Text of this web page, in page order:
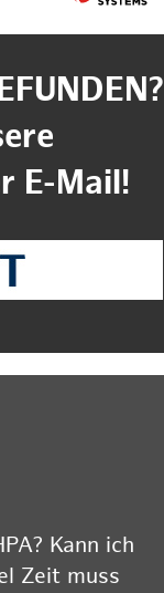
E-Mail!
Kann ich
Zeit muss